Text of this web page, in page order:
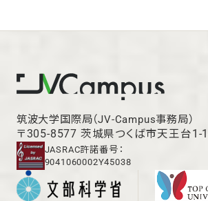
筑波大学国際局（JV-Campus事務局）
〒305-8577 茨城県つくば市天王台1-
JASRAC許諾番号：
9041060002Y45038